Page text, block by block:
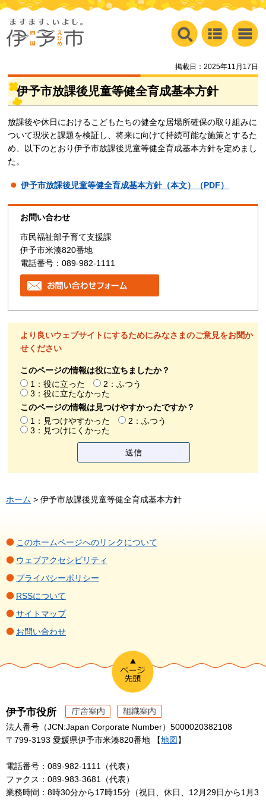
掲載日：2025年11月17日
伊予市放課後児童等健全育成基本方針
放課後や休日におけるこどもたちの健全な居場所確保の取り組みに
ついて現状と課題を検証し、将来に向けて持続可能な施策とするた
め、以下のとおり伊予市放課後児童等健全育成基本方針を定めまし
た。
伊予市放課後児童等健全育成基本方針（本文）（PDF）
お問い合わせ
市民福祉部子育て支援課
伊予市米湊820番地
電話番号：089-982-1111
より良いウェブサイトにするためにみなさまのご意見をお聞か
せください
このページの情報は役に立ちましたか？
1：役に立った
2：ふつう
3：役に立たなかった
このページの情報は見つけやすかったですか？
1：見つけやすかった
2：ふつう
3：見つけにくかった
ホーム > 伊予市放課後児童等健全育成基本方針
このホームページへのリンクについて
ウェブアクセシビリティ
プライバシーポリシー
RSSについて
サイトマップ
お問い合わせ
伊予市役所
法人番号（JCN:Japan Corporate Number）5000020382108
〒799-3193 愛媛県伊予市米湊820番地 【地図 】
電話番号：089-982-1111（代表）
ファクス：089-983-3681（代表）
業務時間：8時30分から17時15分（祝日、休日、12月29日から1月3